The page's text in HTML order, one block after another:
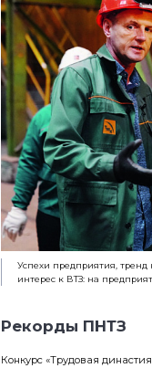
Успехи предприятия,
интерес к ВТЗ: на
Рекорды ПНТЗ
Конкурс «Трудовая